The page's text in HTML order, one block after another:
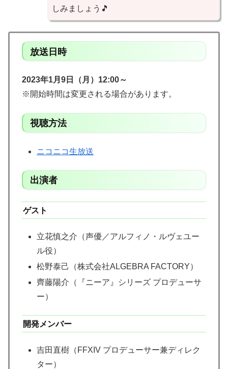
しみましょう🎵
放送日時
2023年1月9日（月）12:00～
※開始時間は変更される場合があります。
視聴方法
ニコニコ生放送
出演者
ゲスト
立花慎之介（声優／アルフィノ・ルヴェユー
ル役）
松野泰己（株式会社ALGEBRA FACTORY）
齊藤陽介（『ニーア』シリーズ プロデューサ
ー）
開発メンバー
吉田直樹（FFXIV プロデューサー兼ディレク
ター）